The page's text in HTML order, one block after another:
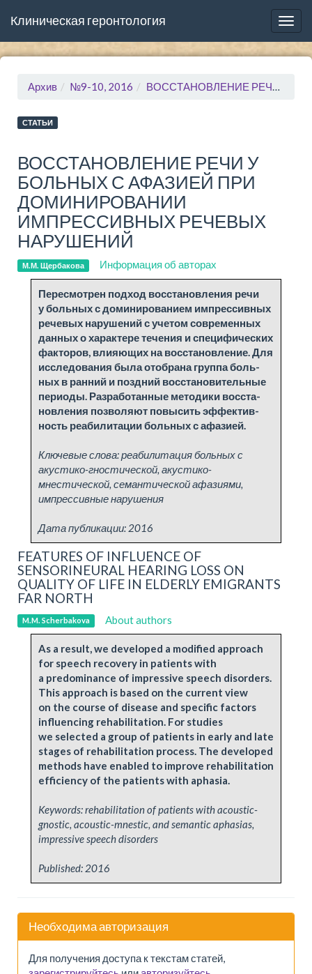
Клиническая геронтология
Архив №9-10, 2016 ВОССТАНОВЛЕНИЕ РЕЧИ У БОЛЬНЫХ С АФАЗИЕЙ ПРИ ДОМИНИРОВАНИИ ИМПРЕССИВНЫХ РЕЧЕВЫХ НАРУШЕНИЙ
СТАТЬИ
ВОССТАНОВЛЕНИЕ РЕЧИ У
БОЛЬНЫХ С АФАЗИЕЙ ПРИ
ДОМИНИРОВАНИИ
ИМПРЕССИВНЫХ РЕЧЕВЫХ
НАРУШЕНИЙ
М.М. Щербакова Информация об авторах
Пе­ре­смот­рен под­ход восста­нов­ле­ния ре­чи
у боль­ных с до­ми­ни­ро­ва­ни­ем им­прес­сив­ных
ре­че­вых на­ру­ше­ний с уче­том совре­мен­ных
дан­ных о ха­рак­тере тече­ния и спе­ци­фи­че­ских
фак­то­ров, влия­ю­щих на восста­нов­ле­ние. Для
ис­сле­до­ва­ния бы­ла ото­бра­на груп­па боль­
ных в ран­ний и поздний восста­но­ви­тель­ные
пе­ри­о­ды. Раз­ра­бо­тан­ные ме­то­ди­ки восста­
нов­ле­ния поз­во­ля­ют по­вы­сить эф­фек­тив­
ность ре­а­би­ли­та­ции боль­ных с афа­зи­ей.
Ключевые слова:реабилитация больных с
акустико-гностической, акустико-
мнестической, семантической афазиями,
импрессивные нарушения
Дата публикации: 2016
FEATURES OF INFLUENCE OF
SENSORINEURAL HEARING LOSS ON
QUALITY OF LIFE IN ELDERLY EMIGRANTS
FAR NORTH
M.M. Scherbakova About authors
As a result, we developed a modified approach
for speech recovery in patients with
a predominance of impressive speech disorders.
This approach is based on the current view
on the course of disease and specific factors
influencing rehabilitation. For studies
we selected a group of patients in early and late
stages of rehabilitation process. The developed
methods have enabled to improve rehabilitation
efficiency of the patients with aphasia.
Keywords: rehabilitation of patients with acoustic-
gnostic, acoustic-mnestic, and semantic aphasias,
impressive speech disorders
Published: 2016
Необходима авторизация
Для получения доступа к текстам статей,